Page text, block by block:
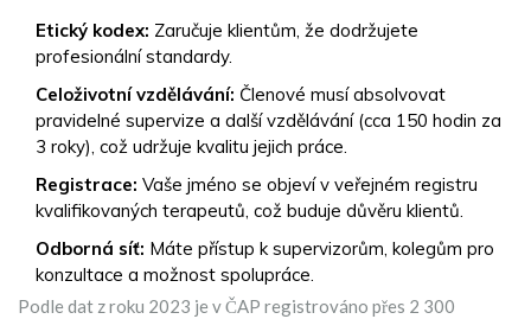
Etický kodex: Zaručuje klientům, že dodržujete
profesionální standardy.
Celoživotní vzdělávání: Členové musí absolvovat
pravidelné supervize a další vzdělávání (cca 150 hodin za
3 roky), což udržuje kvalitu jejich práce.
Registrace: Vaše jméno se objeví v veřejném registru
kvalifikovaných terapeutů, což buduje důvěru klientů.
Odborná síť: Máte přístup k supervizorům, kolegům pro
konzultace a možnost spolupráce.
Podle dat z roku 2023 je v ČAP registrováno přes 2 300